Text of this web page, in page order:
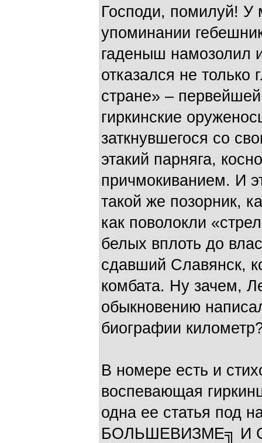
Господи, помилуй! У
упоминании
гаденыш намозолил
отказался не
стране» –
гиркинские
заткнувшегося со
этакий парняга,
причмокиванием. И
такой же позорник,
как поволокли
белых вплоть до
сдавший Славянск,
комбата. Ну зачем,
обыкновению
биографии
В номере есть и
воспевающая
одна ее статья под
БОЛЬШЕВИЗМЕ╗ И